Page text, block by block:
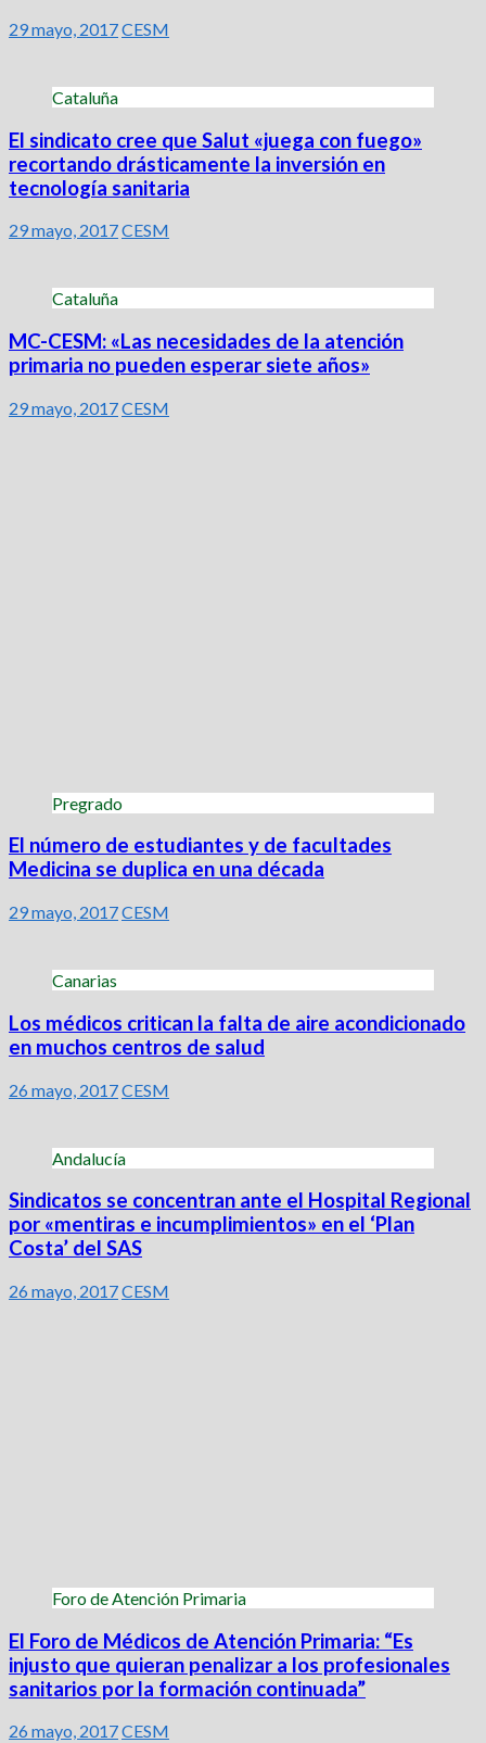
29 mayo, 2017CESM
Cataluña
El sindicato cree que Salut «juega con fuego»
recortando drásticamente la inversión en
tecnología sanitaria
29 mayo, 2017CESM
Cataluña
MC-CESM: «Las necesidades de la atención
primaria no pueden esperar siete años»
29 mayo, 2017CESM
Pregrado
El número de estudiantes y de facultades
Medicina se duplica en una década
29 mayo, 2017CESM
Canarias
Los médicos critican la falta de aire acondicionado
en muchos centros de salud
26 mayo, 2017CESM
Andalucía
Sindicatos se concentran ante el Hospital Regional
por «mentiras e incumplimientos» en el ‘Plan
Costa’ del SAS
26 mayo, 2017CESM
Foro de Atención Primaria
El Foro de Médicos de Atención Primaria: “Es
injusto que quieran penalizar a los profesionales
sanitarios por la formación continuada”
26 mayo, 2017CESM